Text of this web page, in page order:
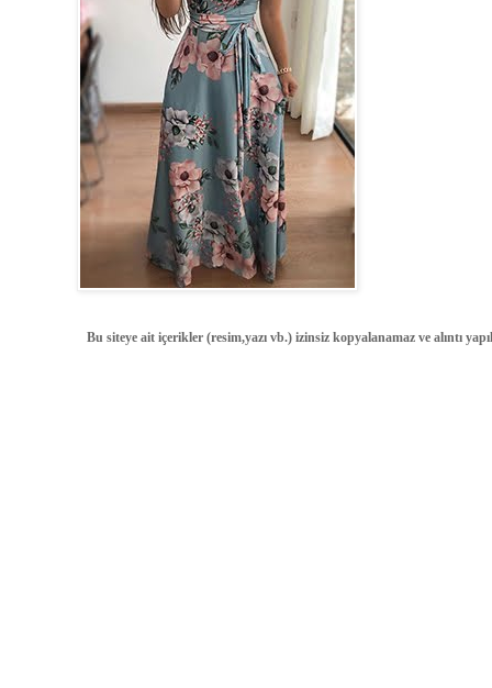
Bu siteye ait içerikler (resim,yazı vb.) izinsiz kopyalanamaz ve alıntı